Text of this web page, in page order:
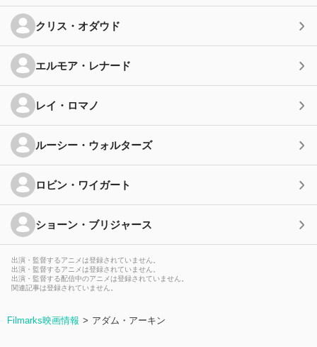
クリス・オダウド
エルモア・レナード
レイ・ロマノ
ルーシー・ウォルターズ
ロビン・ワイガート
ショーン・ブリジャース
出演・監督するアニメは登録されていません。
出演・監督するアニメは登録されていません。
出演・監督する配信中のアニメは登録されていません。
関連記事は登録されていません。
Filmarks映画情報 アダム・アーキン